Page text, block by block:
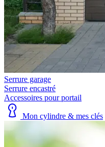
Serrure garage
Serrure encastré
Accessoires pour portail
Mon cylindre & mes clés